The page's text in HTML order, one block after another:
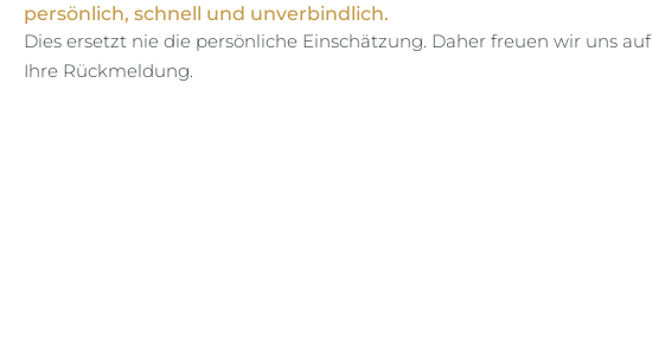
persönlich, schnell und unverbindlich.
Dies ersetzt nie die persönliche Einschätzung. Daher freuen wir uns auf
Ihre Rückmeldung.